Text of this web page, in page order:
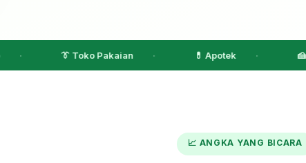
👔 Toko Pakaian 💊 Apotek 🍰 Toko Kue
📈 ANGKA YANG BICARA